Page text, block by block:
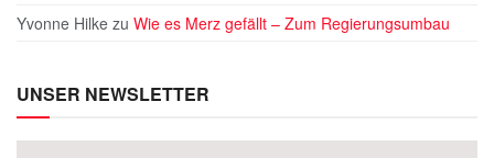
Yvonne Hilke zu Wie es Merz gefällt – Zum Regierungsumbau
UNSER NEWSLETTER